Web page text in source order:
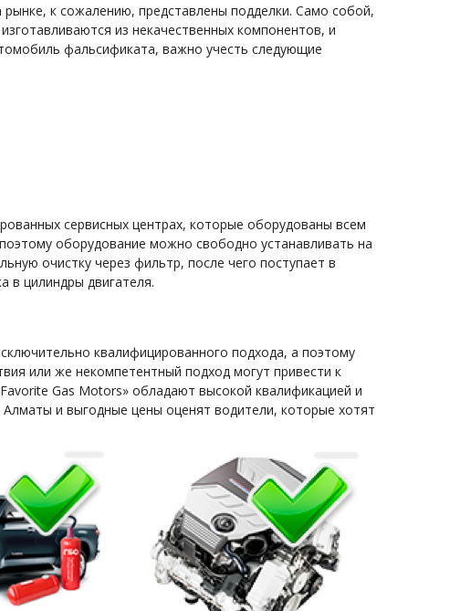
к сожалению, представлены подделки. Само собой,
из некачественных компонентов, и
фальсификата, важно учесть следующие
сервисных центрах, которые оборудованы всем
оборудование можно свободно устанавливать на
очистку через фильтр, после чего поступает в
в цилиндры двигателя.
квалифицированного подхода, а поэтому
или же некомпетентный подход могут привести к
Gas Motors» обладают высокой квалификацией и
и выгодные цены оценят водители, которые хотят